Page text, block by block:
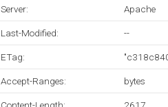
Server: Apache
Last-Modified: --
ETag:
Accept-Ranges: bytes